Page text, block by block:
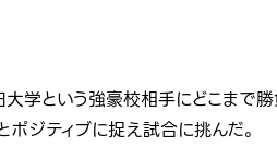
学という強豪校相手にどこまで勝
ポジティブに捉え試合に挑んだ。